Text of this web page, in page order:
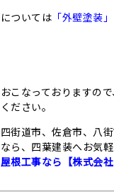
ついては 「外壁塗装」
こなっておりますので
ださい。
街道市、佐倉市、八
ら、四葉建装へお気軽
根工事なら【株式会社